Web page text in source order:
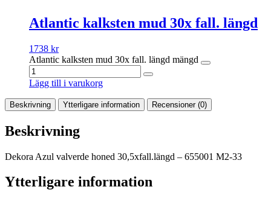
Atlantic kalksten mud 30x fall. längd
1738 kr
Atlantic kalksten mud 30x fall. längd mängd
Lägg till i varukorg
Beskrivning Ytterligare information Recensioner (0)
Beskrivning
Dekora Azul valverde honed 30,5xfall.längd – 655001 M2-33
Ytterligare information